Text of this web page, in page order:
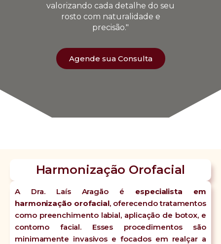
valorizando cada detalhe do seu
rosto com naturalidade e
precisão."
Agende sua Consulta
Harmonização Orofacial
A Dra. Laís Aragão é especialista em
harmonização orofacial, oferecendo tratamentos
como preenchimento labial, aplicação de botox, e
contorno facial. Esses procedimentos são
minimamente invasivos e focados em realçar a